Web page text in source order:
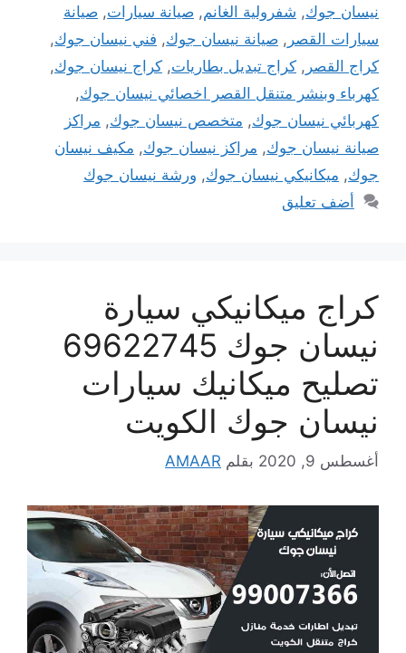
نيسان جوك, شفرولية الغانم, صيانة سيارات, صيانة
سيارات القصر , صيانة نيسان جوك, فني نيسان جوك,
كراج القصر , كراج تبديل بطاريات, كراج نيسان جوك,
كهرباء وبنشر متنقل القصر اخصائي نيسان جوك,
كهربائي نيسان جوك, متخصص نيسان جوك, مراكز
صيانة نيسان جوك, مراكز نيسان جوك, مكيف نيسان
جوك, ميكانيكي نيسان جوك, ورشة نيسان جوك
أضف تعليق
كراج ميكانيكي سيارة
نيسان جوك 69622745
تصليح ميكانيك سيارات
نيسان جوك الكويت
أغسطس 9, 2020 بقلم AMAAR